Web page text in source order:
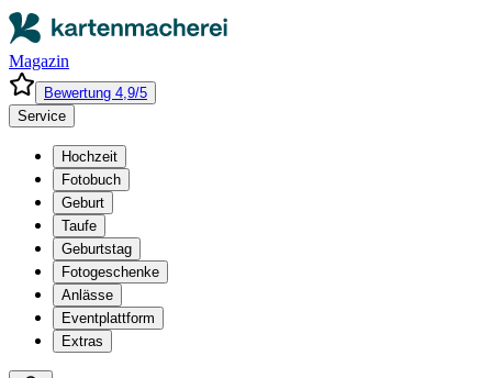
Magazin
Bewertung 4,9/5
Service
Hochzeit
Fotobuch
Geburt
Taufe
Geburtstag
Fotogeschenke
Anlässe
Eventplattform
Extras